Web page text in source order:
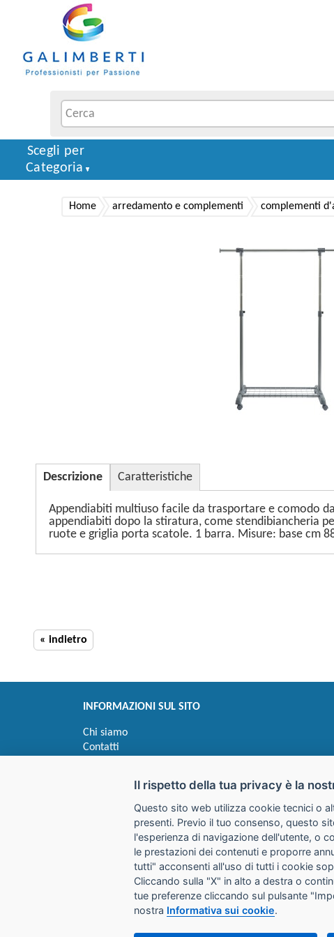
Scegli per
Categoria
Home arredamento e complementi complementi
Descrizione Caratteristiche
Appendiabiti multiuso facile da trasportare e comodo
appendiabiti dopo la stiratura, come stendibiancheria
ruote e griglia porta scatole. 1 barra. Misure: base cm
« indietro
INFORMAZIONI SUL SITO
Chi siamo
Contatti
Impostazioni cookie
I prezzi indicati si intendono IVA esclusa
GALIMBERTI S.r.L.
Via Giovanni Quarena 220/A
Il rispetto della tua privacy è la
Questo sito web utilizza cookie tecnici o
presenti. Previo il tuo consenso, questo
l'esperienza di navigazione dell'utente, o
le prestazioni dei contenuti e proporre
tutti" acconsenti all'uso di tutti i cookie
Cliccando sulla "X" in alto a destra o
tue preferenze cliccando sul pulsante
nostra Informativa sui cookie.